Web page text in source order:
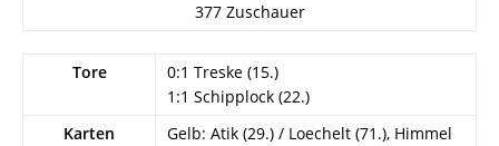
377 Zuschauer
Tore
0:1 Treske (15.)
1:1 Schipplock (22.)
Karten
Gelb: Atik (29.) / Loechelt (71.), Himmel